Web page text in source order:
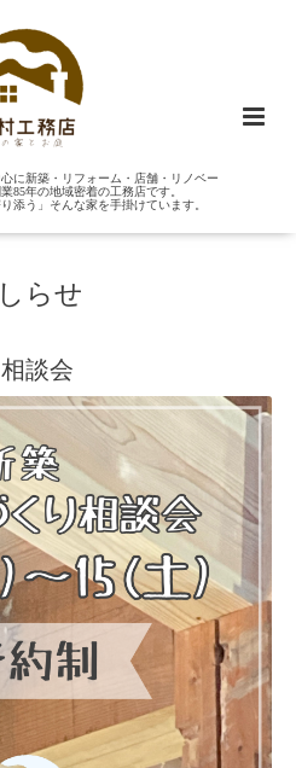
に新築・リフォーム・店舗・リノベー
85年の地域密着の工務店です。
添う」そんな家を手掛けています。
らせ
談会